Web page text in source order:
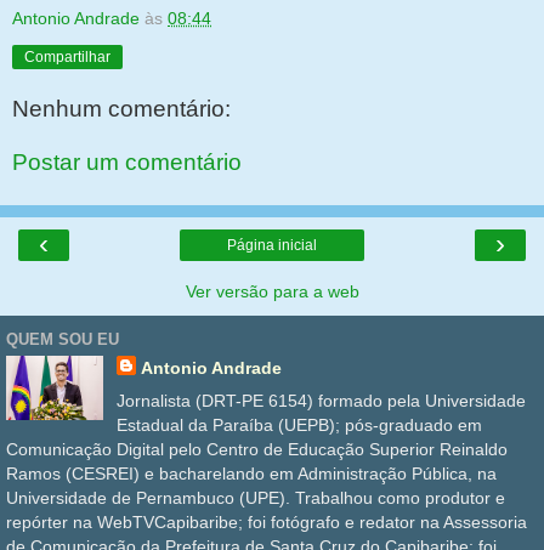
Antonio Andrade às 08:44
Compartilhar
Nenhum comentário:
Postar um comentário
‹ ›
Página inicial
Ver versão para a web
QUEM SOU EU
Antonio Andrade
Jornalista (DRT-PE 6154) formado pela Universidade
Estadual da Paraíba (UEPB); pós-graduado em
Comunicação Digital pelo Centro de Educação Superior Reinaldo
Ramos (CESREI) e bacharelando em Administração Pública, na
Universidade de Pernambuco (UPE). Trabalhou como produtor e
repórter na WebTVCapibaribe; foi fotógrafo e redator na Assessoria